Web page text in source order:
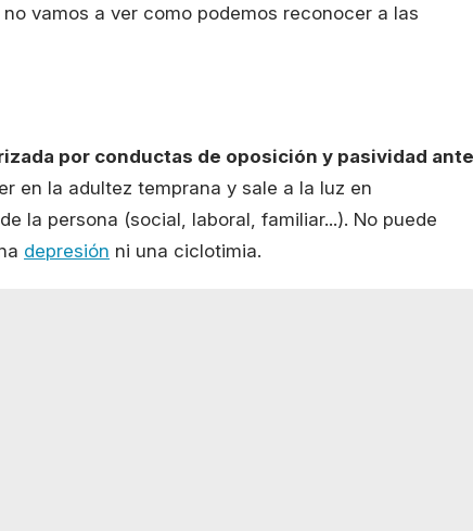
vamos a ver como podemos reconocer a las
por conductas de oposición y pasividad ante
en la adultez temprana y sale a la luz en
la persona (social, laboral, familiar...). No puede
depresión ni una ciclotimia.